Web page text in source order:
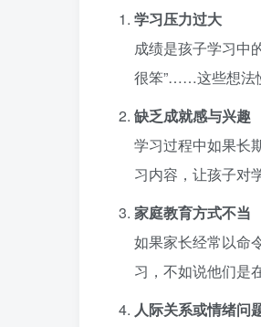
学习压力过大
成绩是孩子学习中
很笨”……这些想法
缺乏成就感与兴趣
学习过程中如果长
习内容，让孩子对
家庭教育方式不当
如果家长经常以命
习，不如说他们是
人际关系或情绪问